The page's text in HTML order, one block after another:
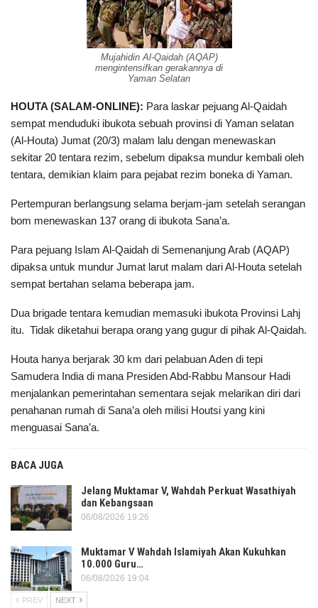
Mujahidin Al-Qaidah (AQAP)
mengintensifkan gerakannya di
Yaman Selatan
HOUTA (SALAM-ONLINE): Para laskar pejuang Al-Qaidah
sempat menduduki ibukota sebuah provinsi di Yaman selatan
(Al-Houta) Jumat (20/3) malam lalu dengan menewaskan
sekitar 20 tentara rezim, sebelum dipaksa mundur kembali oleh
tentara, demikian klaim para pejabat rezim boneka di Yaman.
Pertempuran berlangsung selama berjam-jam setelah serangan
bom menewaskan 137 orang di ibukota Sana’a.
Para pejuang Islam Al-Qaidah di Semenanjung Arab (AQAP)
dipaksa untuk mundur Jumat larut malam dari Al-Houta setelah
sempat bertahan selama beberapa jam.
Dua brigade tentara kemudian memasuki ibukota Provinsi Lahj
itu. Tidak diketahui berapa orang yang gugur di pihak Al-Qaidah.
Houta hanya berjarak 30 km dari pelabuan Aden di tepi
Samudera India di mana Presiden Abd-Rabbu Mansour Hadi
menjalankan pemerintahan sementara sejak melarikan diri dari
penahanan rumah di Sana’a oleh milisi Houtsi yang kini
menguasai Sana’a.
BACA JUGA
Jelang Muktamar V, Wahdah Perkuat Wasathiyah
dan Kebangsaan
06/08/2026 19:26
Muktamar V Wahdah Islamiyah Akan Kukuhkan
10.000 Guru…
06/08/2026 19:04
PREV NEXT